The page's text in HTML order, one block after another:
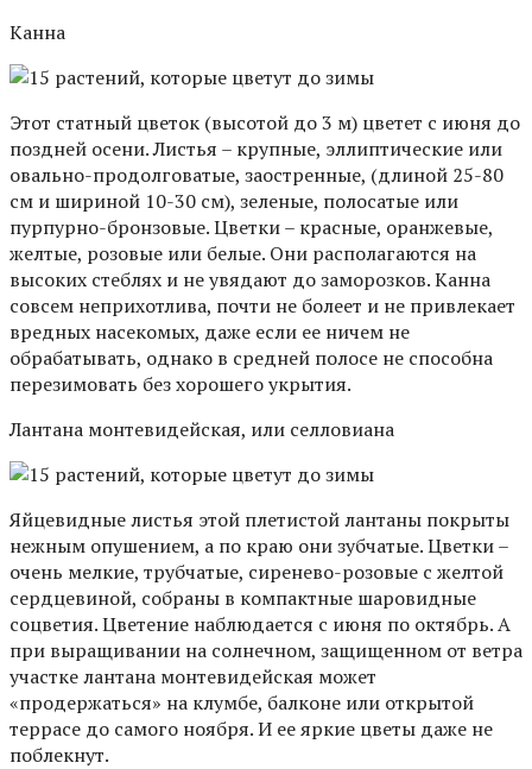
Канна
Этот статный цветок (высотой до 3 м) цветет с июня до
поздней осени. Листья – крупные, эллиптические или
овально-продолговатые, заостренные, (длиной 25-80
см и шириной 10-30 см), зеленые, полосатые или
пурпурно-бронзовые. Цветки – красные, оранжевые,
желтые, розовые или белые. Они располагаются на
высоких стеблях и не увядают до заморозков. Канна
совсем неприхотлива, почти не болеет и не привлекает
вредных насекомых, даже если ее ничем не
обрабатывать, однако в средней полосе не способна
перезимовать без хорошего укрытия.
Лантана монтевидейская, или селловиана
Яйцевидные листья этой плетистой лантаны покрыты
нежным опушением, а по краю они зубчатые. Цветки –
очень мелкие, трубчатые, сиренево-розовые с желтой
сердцевиной, собраны в компактные шаровидные
соцветия. Цветение наблюдается с июня по октябрь. А
при выращивании на солнечном, защищенном от ветра
участке лантана монтевидейская может
«продержаться» на клумбе, балконе или открытой
террасе до самого ноября. И ее яркие цветы даже не
поблекнут.